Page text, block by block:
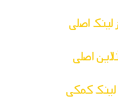
لینک اصلی
اصلی
لینک کمکی